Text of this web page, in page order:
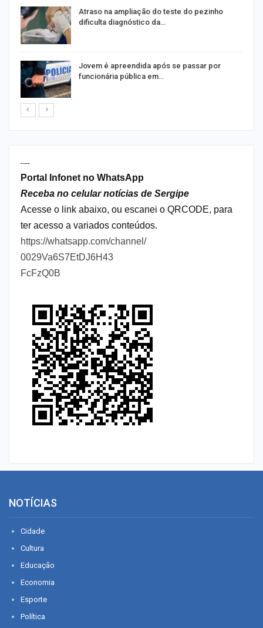
Atraso na ampliação do teste do pezinho
dificulta diagnóstico da…
Jovem é apreendida após se passar por
funcionária pública em…
----
Portal Infonet no WhatsApp
Receba no celular notícias de Sergipe
Acesse o link abaixo, ou escanei o QRCODE, para
ter acesso a variados conteúdos.
https://whatsapp.com/channel/
0029Va6S7EtDJ6H43
FcFzQ0B
NOTÍCIAS
Cidade
Cultura
Educação
Economia
Esporte
Política